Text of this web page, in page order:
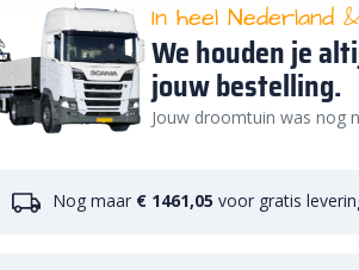
In heel Nederland
We houden je
jouw bestelling.
Jouw droomtuin was nog
Nog maar € 1461,05 voor gratis